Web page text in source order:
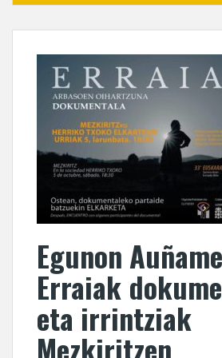
Egunon
Erraiak
eta irrintziak
Mezkiritzen